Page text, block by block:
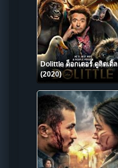
Dolittle ด็อกเตอร์ ดูลิตเติ้ล
(2020)